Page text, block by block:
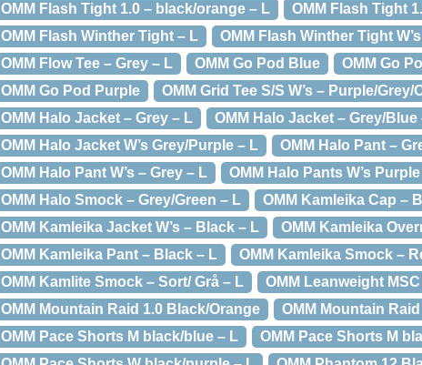
OMM Flash Tight 1.0 – black/orange – L
OMM Flash Tight
OMM Flash Winther Tight – L
OMM Flash Winther Tight
OMM Flow Tee – Grey – L
OMM Go Pod Blue OMM Go
OMM Go Pod Purple
OMM Grid Tee S/S W’s – Purple/Grey/
OMM Halo Jacket – Grey – L
OMM Halo Jacket – Grey/Blue
OMM Halo Jacket W’s Grey/Purple – L
OMM Halo Pant –
OMM Halo Pant W’s – Grey – L
OMM Halo Pants W’s
OMM Halo Smock – Grey/Green – L
OMM Kamleika Cap –
OMM Kamleika Jacket W’s – Black – L
OMM Kamleika
OMM Kamleika Pant – Black – L
OMM Kamleika Smock –
OMM Kamlite Smock – Sort/ Grå – L
OMM Leanweight
OMM Mountain Raid 1.0 Black/Orange
OMM Mountain
OMM Pace Shorts M black/blue – L
OMM Pace Shorts M